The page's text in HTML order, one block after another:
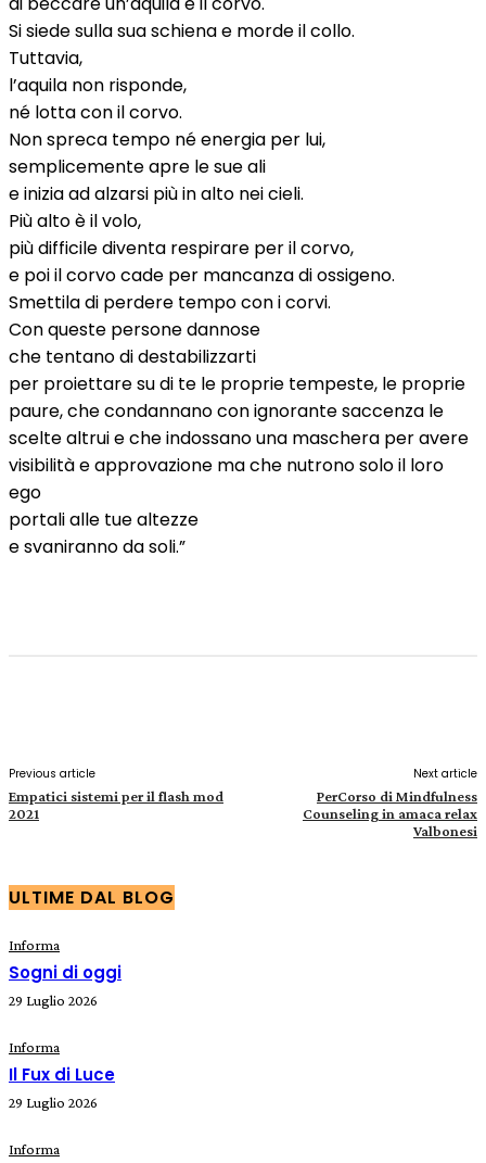
Si siede sulla sua schiena e morde il collo.
Tuttavia,
l’aquila non risponde,
né lotta con il corvo.
Non spreca tempo né energia per lui,
semplicemente apre le sue ali
e inizia ad alzarsi più in alto nei cieli.
Più alto è il volo,
più difficile diventa respirare per il corvo,
e poi il corvo cade per mancanza di ossigeno.
Smettila di perdere tempo con i corvi.
Con queste persone dannose
che tentano di destabilizzarti
per proiettare su di te le proprie tempeste, le proprie
paure, che condannano con ignorante saccenza le
scelte altrui e che indossano una maschera per avere
visibilità e approvazione ma che nutrono solo il loro
ego
portali alle tue altezze
e svaniranno da soli.”
Previous article
Empatici sistemi per il flash mod
2021
Next article
PerCorso di Mindfulness
Counseling in amaca relax
Valbonesi
ULTIME DAL BLOG
Informa
Sogni di oggi
29 Luglio 2026
Informa
Il Fux di Luce
29 Luglio 2026
Informa